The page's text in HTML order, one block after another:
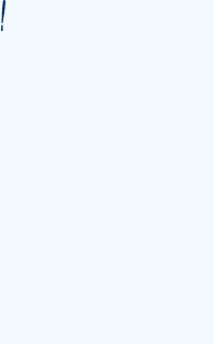
van Hypotheek
van
pagina van